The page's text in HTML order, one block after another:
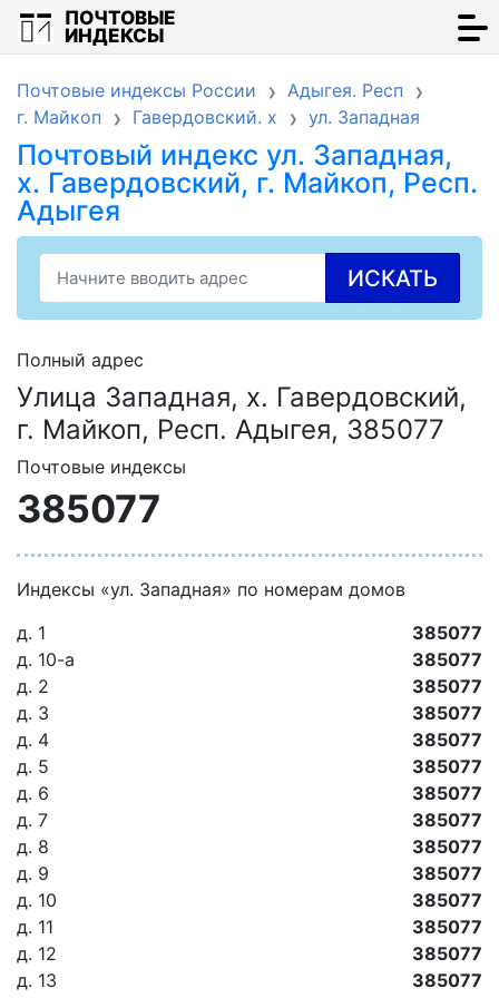
ПОЧТОВЫЕ
ИНДЕКСЫ
Почтовые индексы России
Адыгея. Респ
г. Майкоп
Гавердовский. х ул. Западная
Почтовый индекс ул. Западная,
х. Гавердовский, г. Майкоп, Респ.
Адыгея
ИСКАТЬ
Полный адрес
Улица Западная, х. Гавердовский,
г. Майкоп, Респ. Адыгея, 385077
Почтовые индексы
385077
Индексы «ул. Западная» по номерам домов
д. 1
385077
д. 10-а
385077
д. 2
385077
д. 3
385077
д. 4
385077
д. 5
385077
д. 6
385077
д. 7
385077
д. 8
385077
д. 9
385077
д. 10
385077
д. 11
385077
д. 12
385077
д. 13
385077